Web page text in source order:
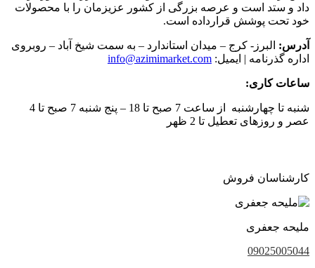
داد و ستد است و عرصه بزرگی از کشور عزیزمان را با محصولات
خود تحت پوشش قرارداده است.
آدرس: البرز- کرج – میدان استاندارد – به سمت شیخ آباد – روبروی
اداره گذرنامه | ایمیل: info@azimimarket.com
ساعات کاری:
شنبه تا چهارشنبه از ساعت 7 صبح تا 18 – پنج شنبه 7 صبح تا 4
عصر و روزهای تعطیل تا 2 ظهر
کارشناسان فروش
ملیحه جعفری
09025005044